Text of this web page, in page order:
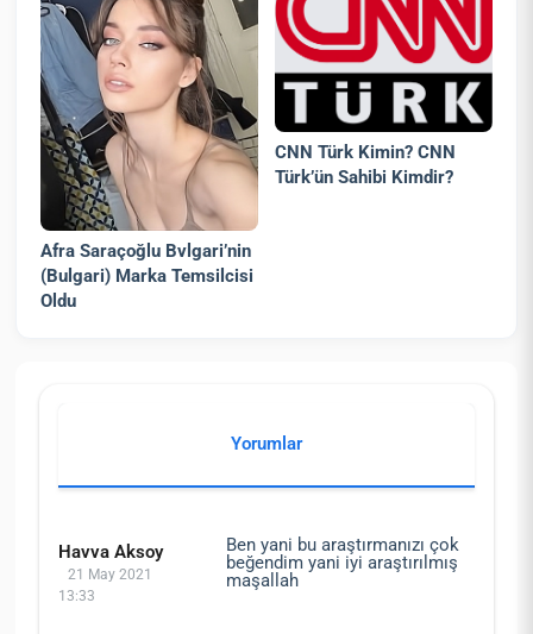
Afra Saraçoğlu Bvlgari’nin
(Bulgari) Marka Temsilcisi
Oldu
CNN Türk Kimin? CNN
Türk’ün Sahibi Kimdir?
Yorumlar
Havva Aksoy
21 May 2021
13:33
Ben yani bu araştırmanızı çok
beğendim yani iyi araştırılmış
maşallah